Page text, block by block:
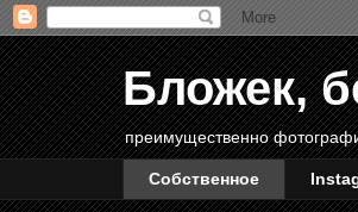
Бложек,
преимущественно
Собственное